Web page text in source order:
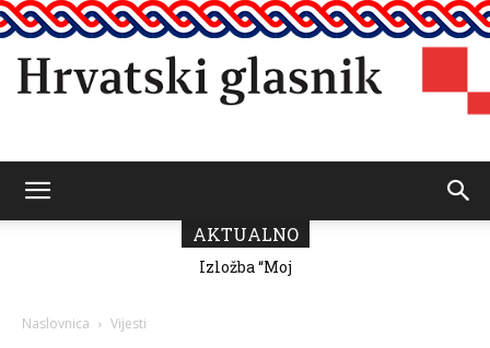
AKTUALNO
Predsjednik
Izložba “Moj
Naslovnica Vijesti